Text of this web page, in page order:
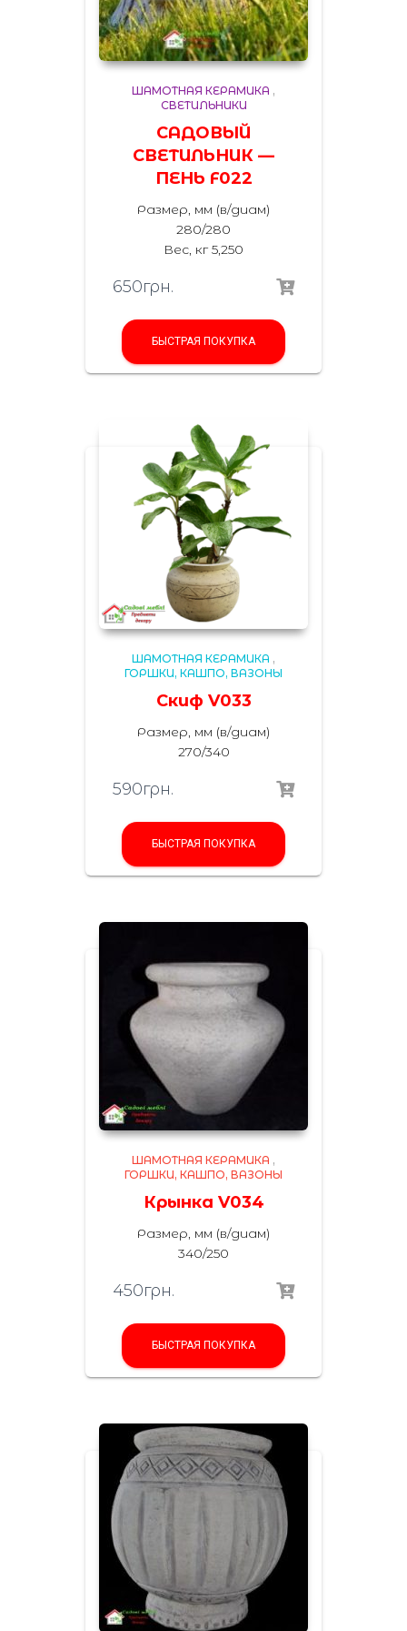
ШАМОТНАЯ КЕРАМИКА ,
СВЕТИЛЬНИКИ
САДОВЫЙ
СВЕТИЛЬНИК —
ПЕНЬ F022
Размер, мм (в/диам)
280/280
Вес, кг 5,250
650грн.
БЫСТРАЯ ПОКУПКА
ШАМОТНАЯ КЕРАМИКА ,
ГОРШКИ, КАШПО, ВАЗОНЫ
Скиф V033
Размер, мм (в/диам)
270/340
590грн.
БЫСТРАЯ ПОКУПКА
ШАМОТНАЯ КЕРАМИКА ,
ГОРШКИ, КАШПО, ВАЗОНЫ
Крынка V034
Размер, мм (в/диам)
340/250
450грн.
БЫСТРАЯ ПОКУПКА